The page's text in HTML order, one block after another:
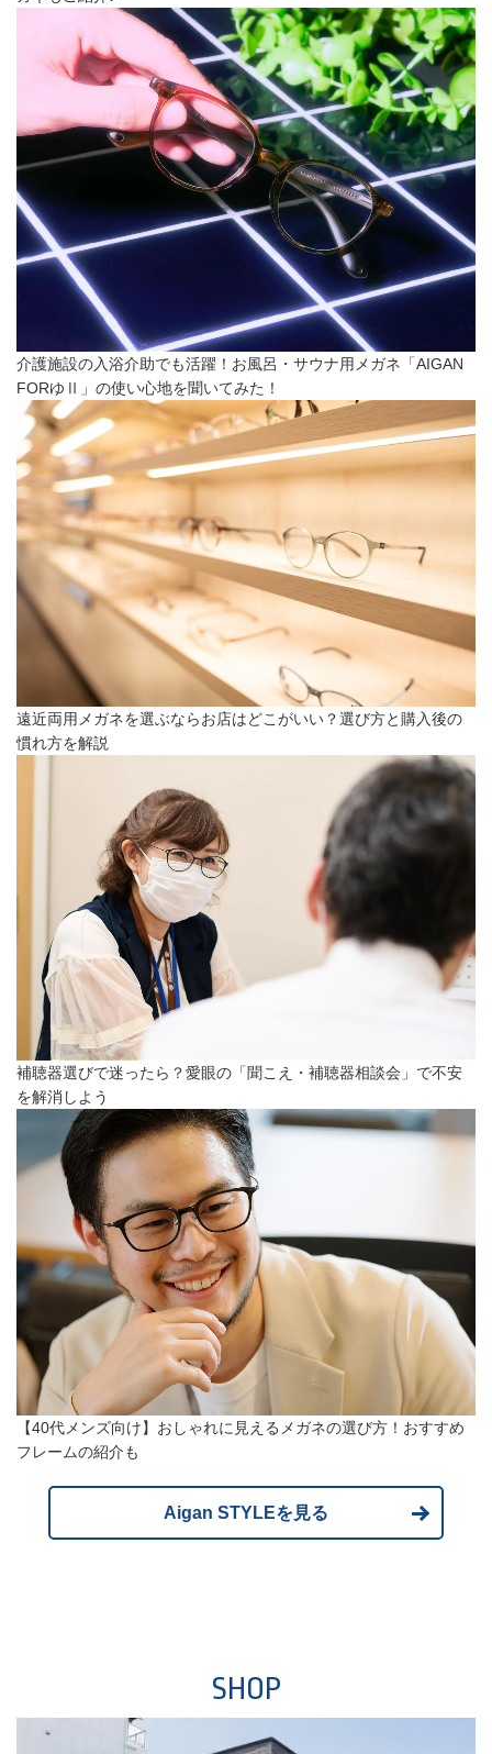
介護施設の入浴介助でも活躍！お風呂・サウナ用メガネ「AIGAN
FORゆⅡ」の使い心地を聞いてみた！
遠近両用メガネを選ぶならお店はどこがいい？選び方と購入後の
慣れ方を解説
補聴器選びで迷ったら？愛眼の「聞こえ・補聴器相談会」で不安
を解消しよう
【40代メンズ向け】おしゃれに見えるメガネの選び方！おすすめ
フレームの紹介も
Aigan STYLEを見る
SHOP